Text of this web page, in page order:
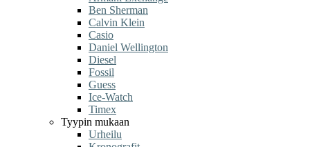
Ben Sherman
Calvin Klein
Casio
Daniel Wellington
Diesel
Fossil
Guess
Ice-Watch
Timex
Tyypin mukaan
Urheilu